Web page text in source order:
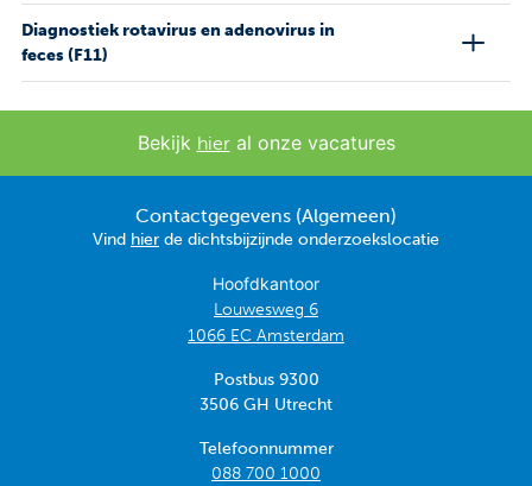
Diagnostiek rotavirus en adenovirus in
feces (F11)
Bekijk hieral onze vacatures
Contactgegevens (Algemeen)
Vind hier de dichtsbijzijnde onderzoekslocatie
Hoofdkantoor
Louwesweg 6
1066 EC Amsterdam
Postbus 9300
3506 GH Utrecht
Telefoonnummer
088 700 1000